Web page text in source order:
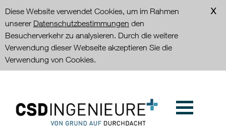
Diese Website verwendet Cookies, um im Rahmen
unserer Datenschutzbestimmungen den
Besucherverkehr zu analysieren. Durch die weitere
Verwendung dieser Webseite akzeptieren Sie die
Verwendung von Cookies.